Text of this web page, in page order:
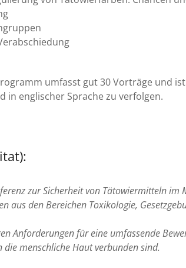
umfasst gut 30 Vorträge und
in englischer Sprache zu verfolgen.
zur Sicherheit von Tätowiermitteln
aus den Bereichen Toxikologie,
Anforderungen für eine umfassende
menschliche Haut verbunden sind.